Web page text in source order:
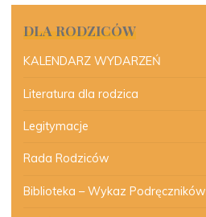
DLA RODZICÓW
KALENDARZ WYDARZEŃ
Literatura dla rodzica
Legitymacje
Rada Rodziców
Biblioteka – Wykaz Podręczników